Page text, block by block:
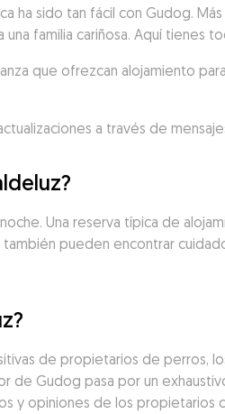
ha sido tan fácil con Gudog.
familia cariñosa. Aquí tienes
que ofrezcan alojamiento
a través de
Una reserva típica de
pueden encontrar
de propietarios de perros,
de Gudog pasa por un
y opiniones de los propietarios